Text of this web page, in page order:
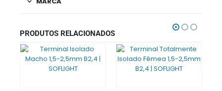
PRODUTOS RELACIONADOS